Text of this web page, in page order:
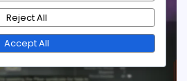
Reject All
Accept All